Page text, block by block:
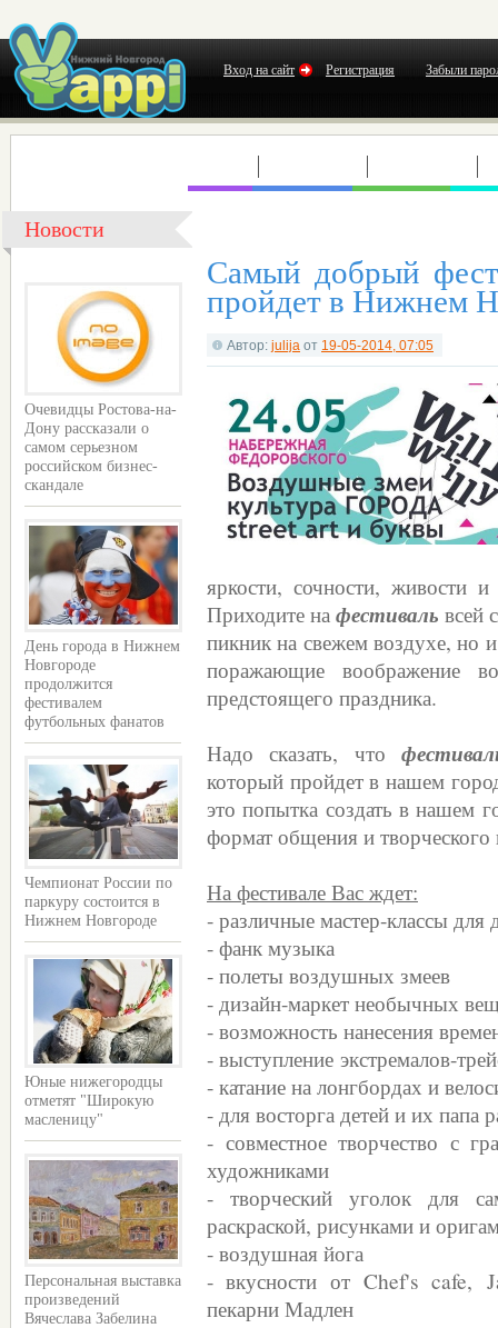
Вход на сайт Регистрация Забыли
Новости
Очевидцы Ростова-на-
Дону рассказали о
самом серьезном
российском бизнес-
скандале
День города в Нижнем
Новгороде
продолжится
фестивалем
футбольных фанатов
Чемпионат России по
паркуру состоится в
Нижнем Новгороде
Юные нижегородцы
отметят "Широкую
масленицу"
Персональная выставка
произведений
Вячеслава Забелина
Самый добрый
пройдет в Нижнем
Автор: julija от 19-05-2014, 07:05
яркости, сочности, живости
Приходите нафестиваль всей
пикник на свежем воздухе, но
поражающие воображение
предстоящего праздника.
Надо сказать, что
который пройдет в нашем
это попытка создать в нашем
формат общения и творческого
На фестивале Вас ждет:
- различные мастер-классы для
- фанк музыка
- полеты воздушных змеев
- дизайн-маркет необычных
- возможность нанесения
- выступление экстремалов-
- катание на лонгбордах и
- для восторга детей и их
- совместное творчество с
художниками
- творческий уголок для
раскраской, рисунками и
- воздушная йога
- вкусности от Chef's cafe,
пекарни Мадлен